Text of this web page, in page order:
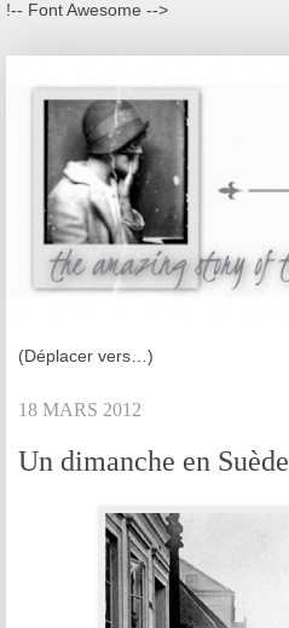
!-- Font Awesome -->
18 MARS 2012
Un dimanche en Suède